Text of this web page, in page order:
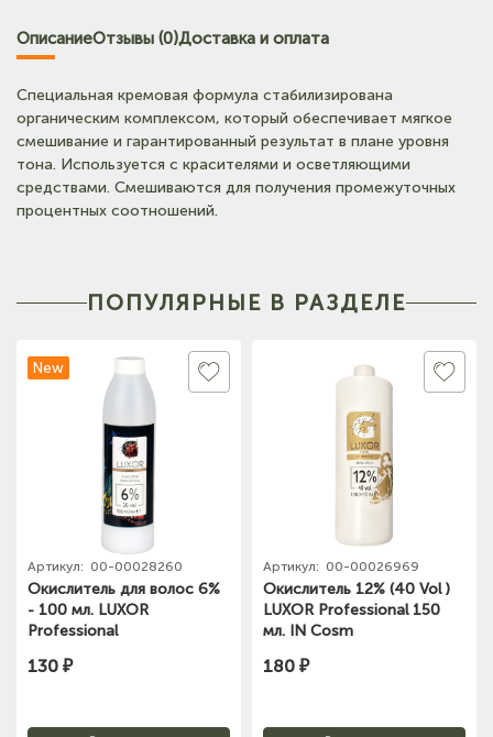
Тел: +7-903-947-9492
(на карте)
Тел: +7-3852-721-001
Тел: +7-960-956-9598
ОписаниеОтзывы (0)Доставка и оплата
Специальная кремовая формула стабилизирована
органическим комплексом, который обеспечивает мягкое
смешивание и гарантированный результат в плане уровня
тона. Используется с красителями и осветляющими
средствами. Смешиваются для получения промежуточных
процентных соотношений.
ПОПУЛЯРНЫЕ В РАЗДЕЛЕ
New
Артикул: 00-00028260
Окислитель для волос 6%
- 100 мл. LUXOR
Professional
130 ₽
Артикул: 00-00026969
Окислитель 12% (40 Vol )
LUXOR Professional 150
мл. IN Cosm
180 ₽